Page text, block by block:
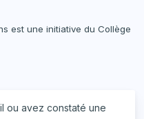
est une initiative du Collège
ou avez constaté une